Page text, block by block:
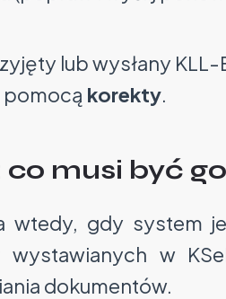
lub wysłany KLL-
pomocą korekty.
musi być
wtedy, gdy system
wystawianych w
dokumentów.